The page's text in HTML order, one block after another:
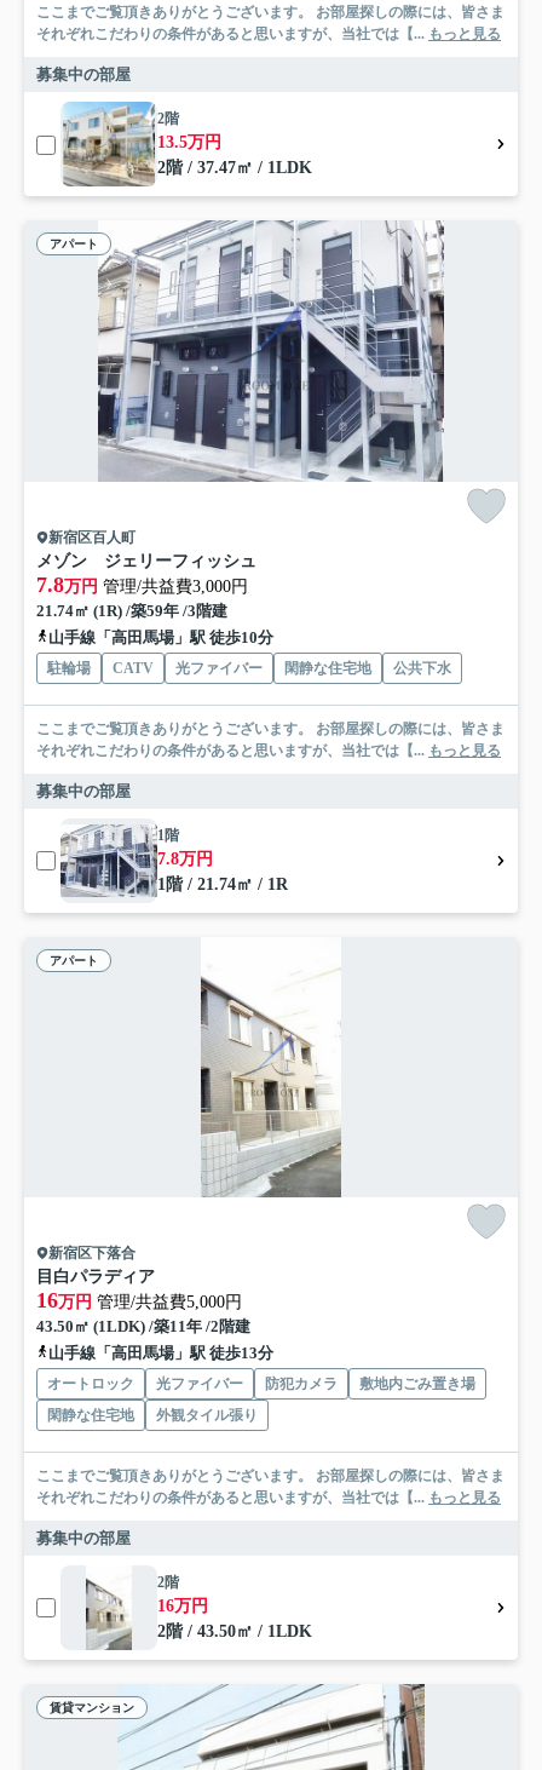
ここまでご覧頂きありがとうございます。 お部屋探しの際には、皆さま
それぞれこだわりの条件があると思いますが、当社では【... もっと見る
募集中の部屋
2階
13.5万円
2階 / 37.47㎡ / 1LDK
アパート
新宿区百人町
メゾン ジェリーフィッシュ
7.8万円 管理/共益費3,000円
21.74㎡ (1R) /築59年 /3階建
山手線「高田馬場」駅 徒歩10分
駐輪場 CATV 光ファイバー 閑静な住宅地 公共下水
ここまでご覧頂きありがとうございます。 お部屋探しの際には、皆さま
それぞれこだわりの条件があると思いますが、当社では【... もっと見る
募集中の部屋
1階
7.8万円
1階 / 21.74㎡ / 1R
アパート
新宿区下落合
目白パラディア
16万円 管理/共益費5,000円
43.50㎡ (1LDK) /築11年 /2階建
山手線「高田馬場」駅 徒歩13分
オートロック 光ファイバー 防犯カメラ
敷地内ごみ置き場
閑静な住宅地
外観タイル張り
ここまでご覧頂きありがとうございます。 お部屋探しの際には、皆さま
それぞれこだわりの条件があると思いますが、当社では【... もっと見る
募集中の部屋
2階
16万円
2階 / 43.50㎡ / 1LDK
賃貸マンション